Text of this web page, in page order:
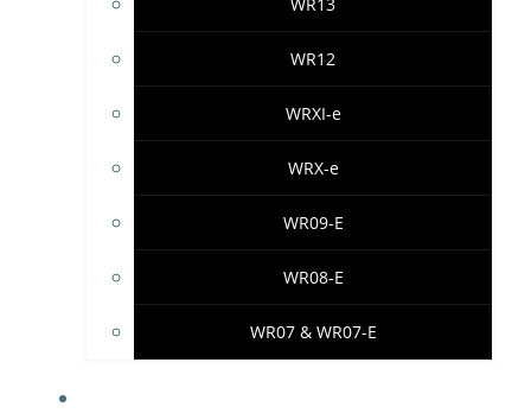
WR13
WR12
WRXI-e
WRX-e
WR09-E
WR08-E
WR07 & WR07-E